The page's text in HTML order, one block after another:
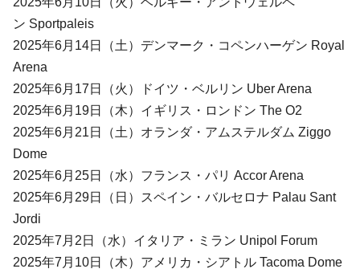
ン Sportpaleis
2025年6月14日（土）デンマーク・コペンハーゲン Royal
Arena
2025年6月17日（火）ドイツ・ベルリン Uber Arena
2025年6月19日（木）イギリス・ロンドン The O2
2025年6月21日（土）オランダ・アムステルダム Ziggo
Dome
2025年6月25日（水）フランス・パリ Accor Arena
2025年6月29日（日）スペイン・バルセロナ Palau Sant
Jordi
2025年7月2日（水）イタリア・ミラン Unipol Forum
2025年7月10日（木）アメリカ・シアトル Tacoma Dome